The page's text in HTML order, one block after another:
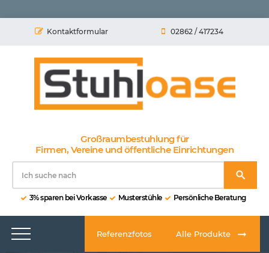
Kontaktformular 02862 / 417234
Großraumbestuhlung für
Firmen, Vereine und öffentliche Einrichtungen
3% sparen bei Vorkasse Musterstühle Persönliche Beratung
Referenzfotos Alle Produkte